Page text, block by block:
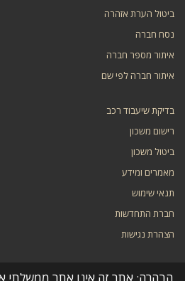
ביטול הערת אזהרה
נסח חברה
איתור מספר חברה
איתור חברה לפי שם
בדיקת שיעבוד רכב
רישום משכון
ביטול משכון
מאמרים ומידע
תנאי שימוש
חברת התחדשות
הצהרת נגישות